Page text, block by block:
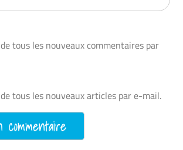
tous les nouveaux commentaires par
tous les nouveaux articles par e-mail.